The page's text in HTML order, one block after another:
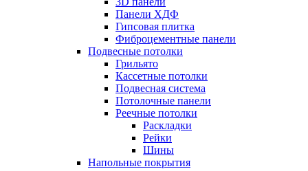
Панели ХДФ
Гипсовая плитка
Фиброцементные панели
Подвесные потолки
Грильято
Кассетные потолки
Подвесная система
Потолочные панели
Реечные потолки
Раскладки
Рейки
Шины
Напольные покрытия